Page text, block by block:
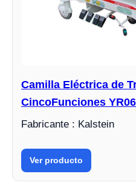
Camilla Eléctrica de
CincoFunciones
Fabricante : Kalstein
Ver producto